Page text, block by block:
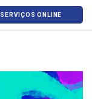
SERVIÇOS ONLINE